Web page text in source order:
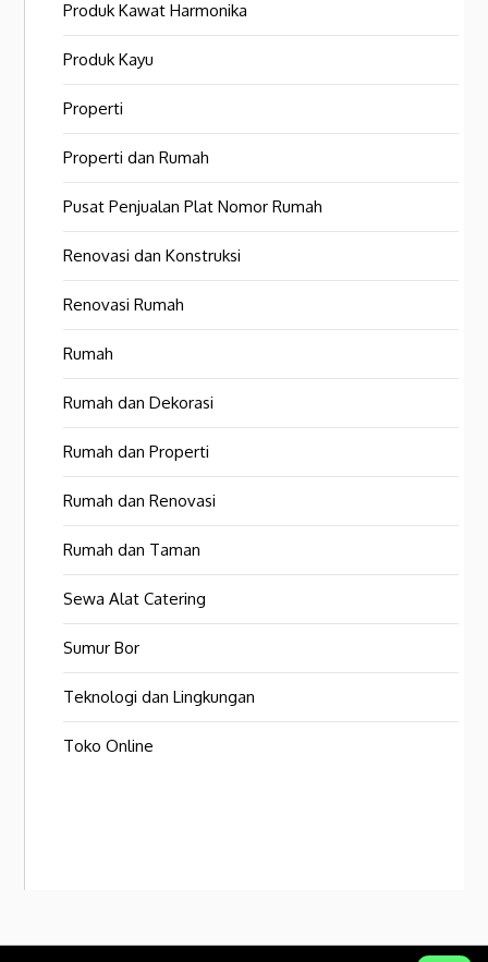
Produk Kawat Harmonika
Produk Kayu
Properti
Properti dan Rumah
Pusat Penjualan Plat Nomor Rumah
Renovasi dan Konstruksi
Renovasi Rumah
Rumah
Rumah dan Dekorasi
Rumah dan Properti
Rumah dan Renovasi
Rumah dan Taman
Sewa Alat Catering
Sumur Bor
Teknologi dan Lingkungan
Toko Online